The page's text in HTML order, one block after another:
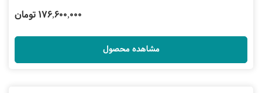
176,600,000 تومان
مشاهده محصول